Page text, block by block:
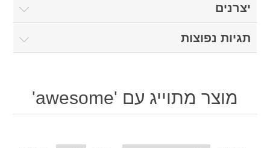
Desktops
Notebooks
Electronics
Cell phones
Shoes
Digital downloads
יצרנים
תגיות נפוצות
מוצר מתוייג עם 'awesome'